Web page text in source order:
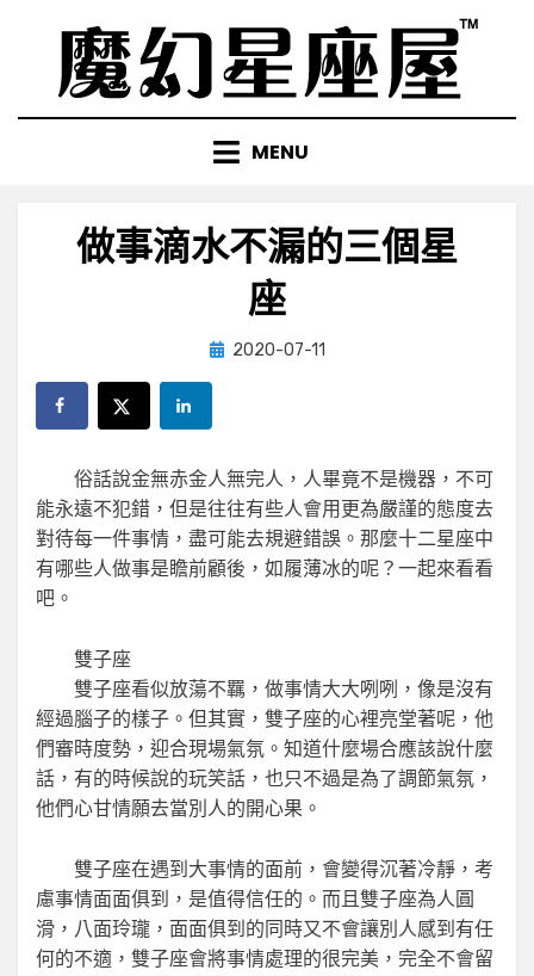
content
MENU
做事滴水不漏的三個星
座
by小編
Posted
2020-07-11
俗話說金無赤金人無完人，人畢竟不是機器，不可
能永遠不犯錯，但是往往有些人會用更為嚴謹的態度去
對待每一件事情，盡可能去規避錯誤。那麼十二星座中
有哪些人做事是瞻前顧後，如履薄冰的呢？一起來看看
吧。
雙子座
雙子座看似放蕩不羈，做事情大大咧咧，像是沒有
經過腦子的樣子。但其實，雙子座的心裡亮堂著呢，他
們審時度勢，迎合現場氣氛。知道什麼場合應該說什麼
話，有的時候說的玩笑話，也只不過是為了調節氣氛，
他們心甘情願去當別人的開心果。
雙子座在遇到大事情的面前，會變得沉著冷靜，考
慮事情面面俱到，是值得信任的。而且雙子座為人圓
滑，八面玲瓏，面面俱到的同時又不會讓別人感到有任
何的不適，雙子座會將事情處理的很完美，完全不會留